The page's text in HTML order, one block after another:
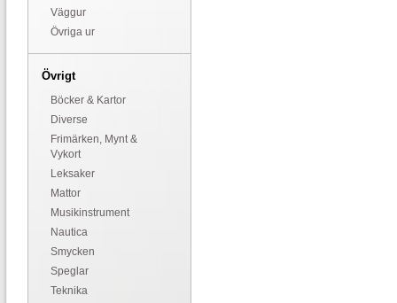
Väggur
Övriga ur
Övrigt
Böcker & Kartor
Diverse
Frimärken, Mynt &
Vykort
Leksaker
Mattor
Musikinstrument
Nautica
Smycken
Speglar
Teknika